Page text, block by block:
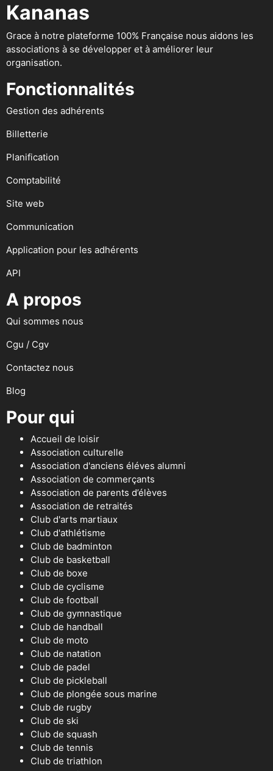
Kananas
Grace à notre plateforme 100% Française nous aidons les
associations à se développer et à améliorer leur
organisation.
Fonctionnalités
Gestion des adhérents
Billetterie
Planification
Comptabilité
Site web
Communication
Application pour les adhérents
API
A propos
Qui sommes nous
Cgu / Cgv
Contactez nous
Blog
Pour qui
Accueil de loisir
Association culturelle
Association d'anciens éléves alumni
Association de commerçants
Association de parents d’élèves
Association de retraités
Club d'arts martiaux
Club d'athlétisme
Club de badminton
Club de basketball
Club de boxe
Club de cyclisme
Club de football
Club de gymnastique
Club de handball
Club de moto
Club de natation
Club de padel
Club de pickleball
Club de plongée sous marine
Club de rugby
Club de ski
Club de squash
Club de tennis
Club de triathlon